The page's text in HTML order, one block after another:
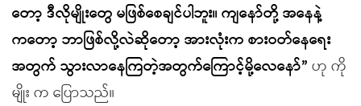
တော့ ဒီလိုမျိုးတွေ မဖြစ်စေချင်ပါဘူး။ ကျနော်တို့ အနေနဲ့
ကတော့ ဘာဖြစ်လို့လဲဆိုတော့ အားလုံးက စားဝတ်နေရေး
အတွက် သွားလာနေကြတဲ့အတွက်ကြောင့်မို့လေနော်” ဟု ကို
မျိုး က ပြောသည်။